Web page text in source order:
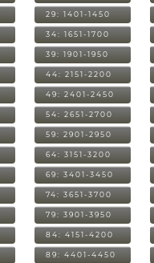
29: 1401-1450
34: 1651-1700
39: 1901-1950
44: 2151-2200
49: 2401-2450
54: 2651-2700
59: 2901-2950
64: 3151-3200
69: 3401-3450
74: 3651-3700
79: 3901-3950
84: 4151-4200
89: 4401-4450